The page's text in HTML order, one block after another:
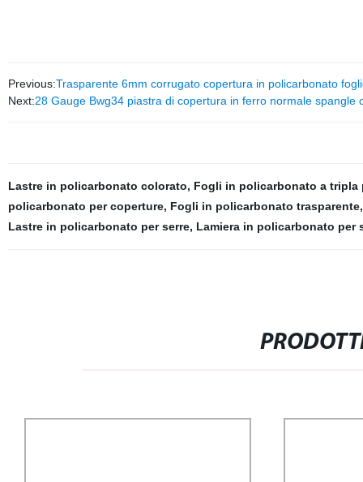
Previous:Trasparente 6mm corrugato copertura in policarbonato
Next:28 Gauge Bwg34 piastra di copertura in ferro normale
Lastre in policarbonato colorato, Fogli in policarbonato a tripla
policarbonato per coperture, Fogli in policarbonato trasparente
Lastre in policarbonato per serre, Lamiera in policarbonato per